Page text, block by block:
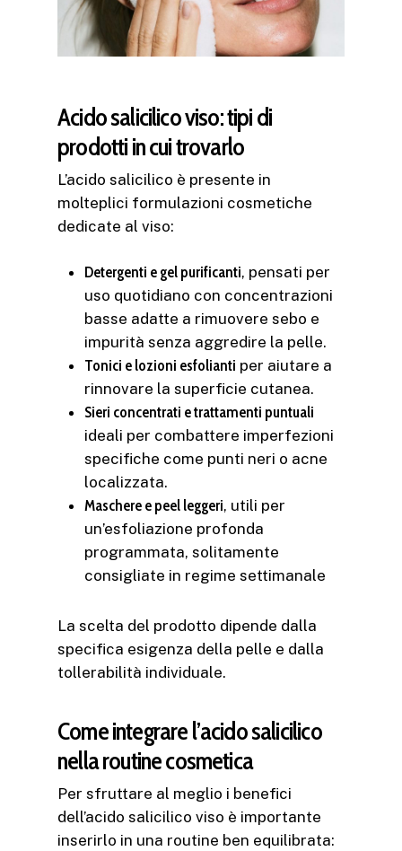
Acido salicilico viso: tipi di
prodotti in cui trovarlo
L’acido salicilico è presente in
molteplici formulazioni cosmetiche
dedicate al viso:
Detergenti e gel purificanti, pensati per
uso quotidiano con concentrazioni
basse adatte a rimuovere sebo e
impurità senza aggredire la pelle.
Tonici e lozioni esfolianti per aiutare a
rinnovare la superficie cutanea.
Sieri concentrati e trattamenti puntuali
ideali per combattere imperfezioni
specifiche come punti neri o acne
localizzata.
Maschere e peel leggeri, utili per
un’esfoliazione profonda
programmata, solitamente
consigliate in regime settimanale
La scelta del prodotto dipende dalla
specifica esigenza della pelle e dalla
tollerabilità individuale.
Come integrare l’acido salicilico
nella routine cosmetica
Per sfruttare al meglio i benefici
dell’acido salicilico viso è importante
inserirlo in una routine ben equilibrata: